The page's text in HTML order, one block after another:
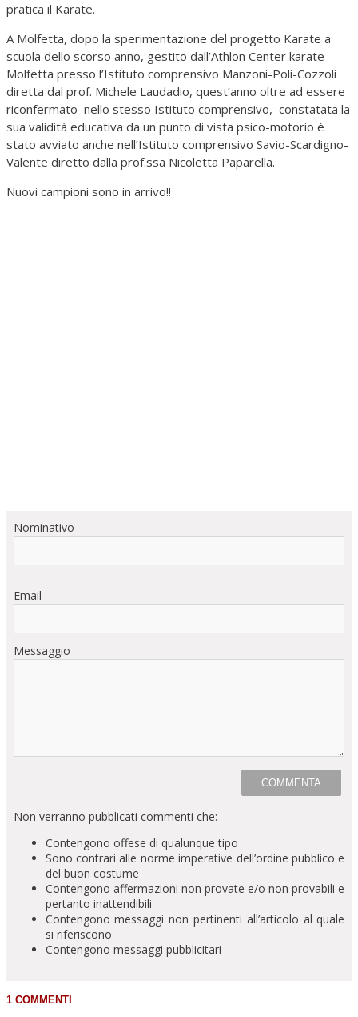
pratica il Karate.
A Molfetta, dopo la sperimentazione del progetto Karate a
scuola dello scorso anno, gestito dall’Athlon Center karate
Molfetta presso l’Istituto comprensivo Manzoni-Poli-Cozzoli
diretta dal prof. Michele Laudadio, quest’anno oltre ad essere
riconfermato nello stesso Istituto comprensivo, constatata la
sua validità educativa da un punto di vista psico-motorio è
stato avviato anche nell’Istituto comprensivo Savio-Scardigno-
Valente diretto dalla prof.ssa Nicoletta Paparella.
Nuovi campioni sono in arrivo!!
Nominativo
Email
Messaggio
Non verranno pubblicati commenti che:
Contengono offese di qualunque tipo
Sono contrari alle norme imperative dell’ordine pubblico e
del buon costume
Contengono affermazioni non provate e/o non provabili e
pertanto inattendibili
Contengono messaggi non pertinenti all’articolo al quale
si riferiscono
Contengono messaggi pubblicitari